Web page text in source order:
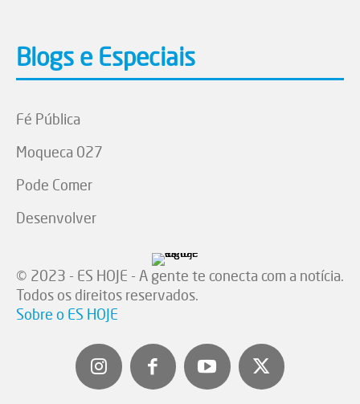
Blogs e Especiais
Fé Pública
Moqueca 027
Pode Comer
Desenvolver
© 2023 - ES HOJE - A gente te conecta com a notícia.
Todos os direitos reservados.
Sobre o ES HOJE